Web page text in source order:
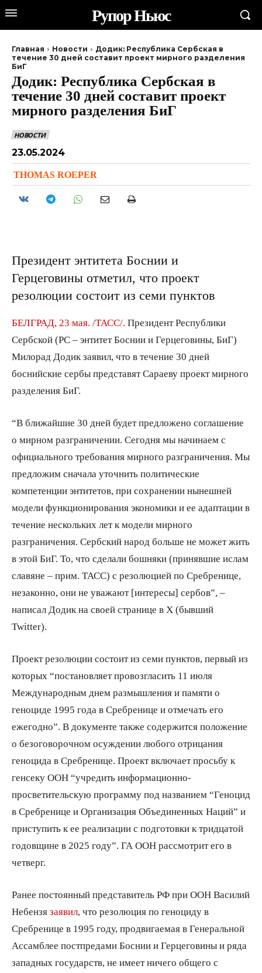
Рупор Ньюс
Главная Новости
Додик: Республика Сербская в
течение 30 дней составит проект мирного разделения
БиГ
Додик: Республика Сербская в
течение 30 дней составит проект
мирного разделения БиГ
НОВОСТИ
23.05.2024
THOMAS ROEPER
Президент энтитета Боснии и
Герцеговины отметил, что проект
резолюции состоит из семи пунктов
БЕЛГРАД, 23 мая. /ТАСС/. Президент Республики
Сербской (РС – энтитет Боснии и Герцеговины, БиГ)
Милорад Додик заявил, что в течение 30 дней
боснийские сербы представят Сараеву проект мирного
разделения БиГ.
“В ближайшие 30 дней будет предложено соглашение
о мирном разграничении. Сегодня мы начинаем с
официального требования мирного разграничения. Мы
предложим сначала уточнить политические
компетенции энтитетов, при сохранении нынешней
модели функционирования экономики и ее адаптации в
течение нескольких лет к модели мирного
разграничения. Сербский народ больше не может жить
в этой БиГ. То, что сделали бошняки (принявшие ислам
славяне – прим. ТАСС) с резолюцией по Сребренице,
незаконно, они не уважают [интересы] сербов”, –
написал Додик на своей странице в Х (бывший
Twitter).
Проект резолюции состоит из семи пунктов, первый из
которых “постановляет провозгласить 11 июля
Международным днем размышления и памяти о
геноциде 1995 года в Сребренице и отмечать его
ежегодно”. В документе также содержится положение
о безоговорочном осуждении любого отрицания
геноцида в Сребренице. Проект включает просьбу к
генсеку ООН “учредить информационно-
просветительскую программу под названием “Геноцид
в Сребренице и Организация Объединенных Наций” и
приступить к ее реализации с подготовки к тридцатой
годовщине в 2025 году”. ГА ООН рассмотрит его в
четверг.
Ранее постоянный представитель РФ при ООН Василий
Небензя заявил , что резолюция по геноциду в
Сребренице в 1995 году, продвигаемая в Генеральной
Ассамблее постпредами Боснии и Герцеговины и ряда
западных государств, не имеет ничего общего с